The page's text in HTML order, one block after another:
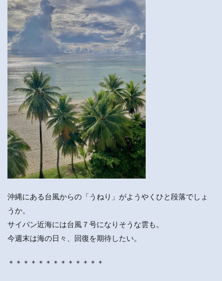
沖縄にある台風からの「うねり」がようやくひと段落でしょ
うか。
サイパン近海には台風７号になりそうな雲も。
今週末は海の日々、回復を期待したい。
＊＊＊＊＊＊＊＊＊＊＊＊＊